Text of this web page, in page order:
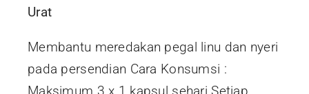
Urat
Membantu meredakan pegal linu dan nyeri
pada persendian Cara Konsumsi :
Maksimum 3 x 1 kapsul sehari Setiap